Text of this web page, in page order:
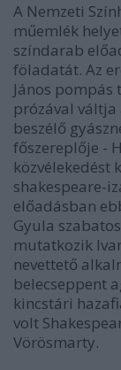
A Nemzeti
műemlék
színdarab
föladatát. Az
János
prózával
beszélő
főszereplője -
közvélekedést
shakespeare-
előadásban
Gyula
mutatkozik
nevettető
belecseppent
kincstári
volt
Vörösmarty.